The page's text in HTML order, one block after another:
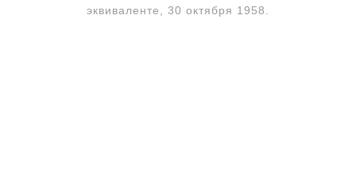
эквиваленте, 30 октября 1958.